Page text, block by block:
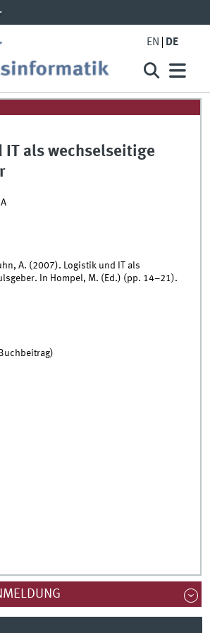
EN DE
IT als wechselseitige
A. (2007). Logistik und IT als
In Hompel, M. (Ed.) (pp. 14–21).